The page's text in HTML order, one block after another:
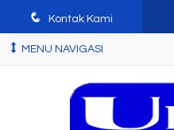
q Kontak Kami
MENU NAVIGASI